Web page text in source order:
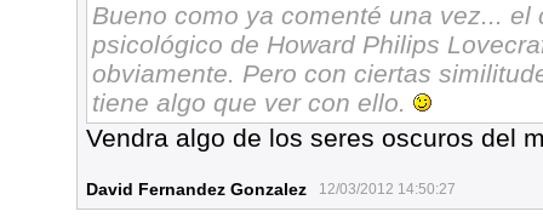
Bueno como ya comenté una vez...
psicológico de Howard Philips
obviamente. Pero con ciertas
tiene algo que ver con ello.
Vendra algo de los seres oscuros del
David Fernandez Gonzalez 12/03/2012 14:50:27